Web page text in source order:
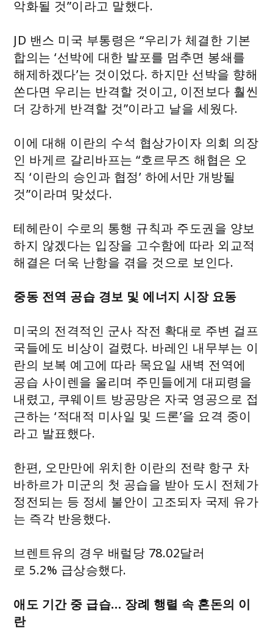
악화될 것”이라고 말했다.
JD 밴스 미국 부통령은 “우리가 체결한 기본
합의는 ‘선박에 대한 발포를 멈추면 봉쇄를
해제하겠다’는 것이었다. 하지만 선박을 향해
쏜다면 우리는 반격할 것이고, 이전보다 훨씬
더 강하게 반격할 것”이라고 날을 세웠다.
이에 대해 이란의 수석 협상가이자 의회 의장
인 바게르 갈리바프는 “호르무즈 해협은 오
직 ‘이란의 승인과 협정’ 하에서만 개방될
것”이라며 맞섰다.
테헤란이 수로의 통행 규칙과 주도권을 양보
하지 않겠다는 입장을 고수함에 따라 외교적
해결은 더욱 난항을 겪을 것으로 보인다.
중동 전역 공습 경보 및 에너지 시장 요동
미국의 전격적인 군사 작전 확대로 주변 걸프
국들에도 비상이 걸렸다. 바레인 내무부는 이
란의 보복 예고에 따라 목요일 새벽 전역에
공습 사이렌을 울리며 주민들에게 대피령을
내렸고, 쿠웨이트 방공망은 자국 영공으로 접
근하는 ‘적대적 미사일 및 드론’을 요격 중이
라고 발표했다.
한편, 오만만에 위치한 이란의 전략 항구 차
바하르가 미군의 첫 공습을 받아 도시 전체가
정전되는 등 정세 불안이 고조되자 국제 유가
는 즉각 반응했다.
브렌트유의 경우 배럴당 78.02달러
로 5.2% 급상승했다.
애도 기간 중 급습… 장례 행렬 속 혼돈의 이
란